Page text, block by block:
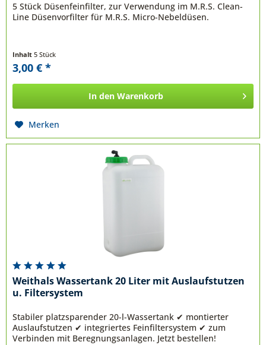
5 Stück Düsenfeinfilter, zur Verwendung im M.R.S. Clean-
Line Düsenvorfilter für M.R.S. Micro-Nebeldüsen.
Inhalt5 Stück
3,00 € *
In den Warenkorb
Merken
Weithals Wassertank 20 Liter mit Auslaufstutzen
u. Filtersystem
Stabiler platzsparender 20-l-Wassertank ✔ montierter
Auslaufstutzen ✔ integriertes Feinfiltersystem ✔ zum
Verbinden mit Beregnungsanlagen. Jetzt bestellen!